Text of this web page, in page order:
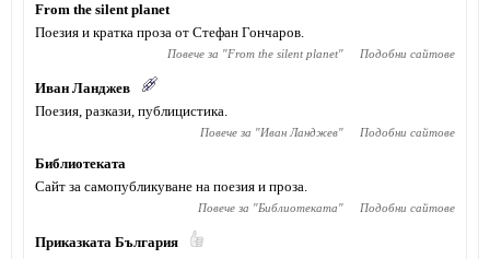
From the silent planet
Поезия и кратка проза от Стефан Гончаров.
Повече за "From the silent planet" Подобни сайтове
Иван Ланджев
Поезия, разкази, публицистика.
Повече за "Иван Ланджев" Подобни сайтове
Библиотеката
Сайт за самопубликуване на поезия и проза.
Повече за "Библиотеката" Подобни сайтове
Приказката България